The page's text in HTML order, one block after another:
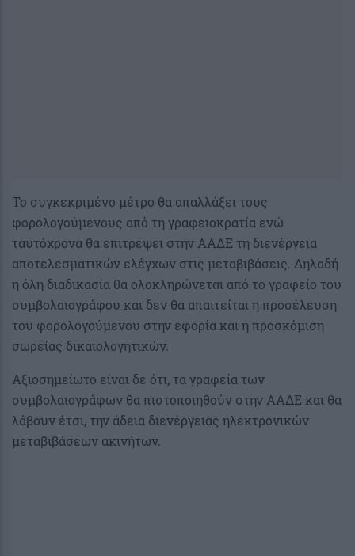
Το συγκεκριμένο μέτρο θα απαλλάξει τους
φορολογούμενους από τη γραφειοκρατία ενώ
ταυτόχρονα θα επιτρέψει στην ΑΑΔΕ τη διενέργεια
αποτελεσματικών ελέγχων στις μεταβιβάσεις. Δηλαδή
η όλη διαδικασία θα ολοκληρώνεται από το γραφείο του
συμβολαιογράφου και δεν θα απαιτείται η προσέλευση
του φορολογούμενου στην εφορία και η προσκόμιση
σωρείας δικαιολογητικών.
Αξιοσημείωτο είναι δε ότι, τα γραφεία των
συμβολαιογράφων θα πιστοποιηθούν στην ΑΑΔΕ και θα
λάβουν έτσι, την άδεια διενέργειας ηλεκτρονικών
μεταβιβάσεων ακινήτων.